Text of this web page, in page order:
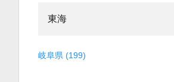
東海
岐阜県 (199)